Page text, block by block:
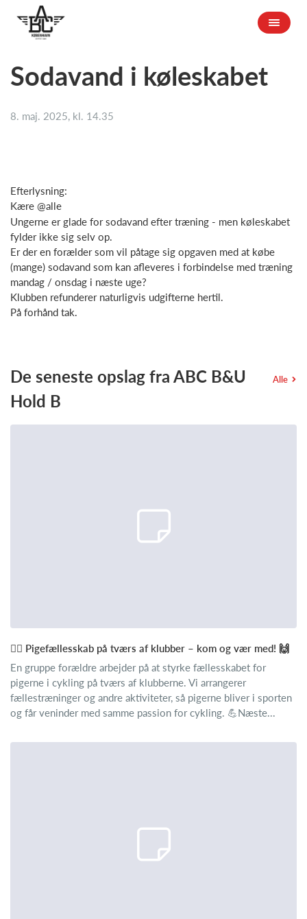
Sodavand i køleskabet
8. maj. 2025, kl. 14.35
Efterlysning:
Kære @alle
Ungerne er glade for sodavand efter træning - men køleskabet
fylder ikke sig selv op.
Er der en forælder som vil påtage sig opgaven med at købe
(mange) sodavand som kan afleveres i forbindelse med træning
mandag / onsdag i næste uge?
Klubben refunderer naturligvis udgifterne hertil.
På forhånd tak.
De seneste opslag fra ABC B&U
Hold B
Alle
🚴‍♀️ Pigefællesskab på tværs af klubber – kom og vær med! 🙌
En gruppe forældre arbejder på at styrke fællesskabet for
pigerne i cykling på tværs af klubberne. Vi arrangerer
fællestræninger og andre aktiviteter, så pigerne bliver i sporten
og får veninder med samme passion for cykling. 💪Næste...